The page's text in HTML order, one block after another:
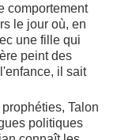
comportement
le jour où, en
une fille qui
peint des
il sait
Talon
politiques